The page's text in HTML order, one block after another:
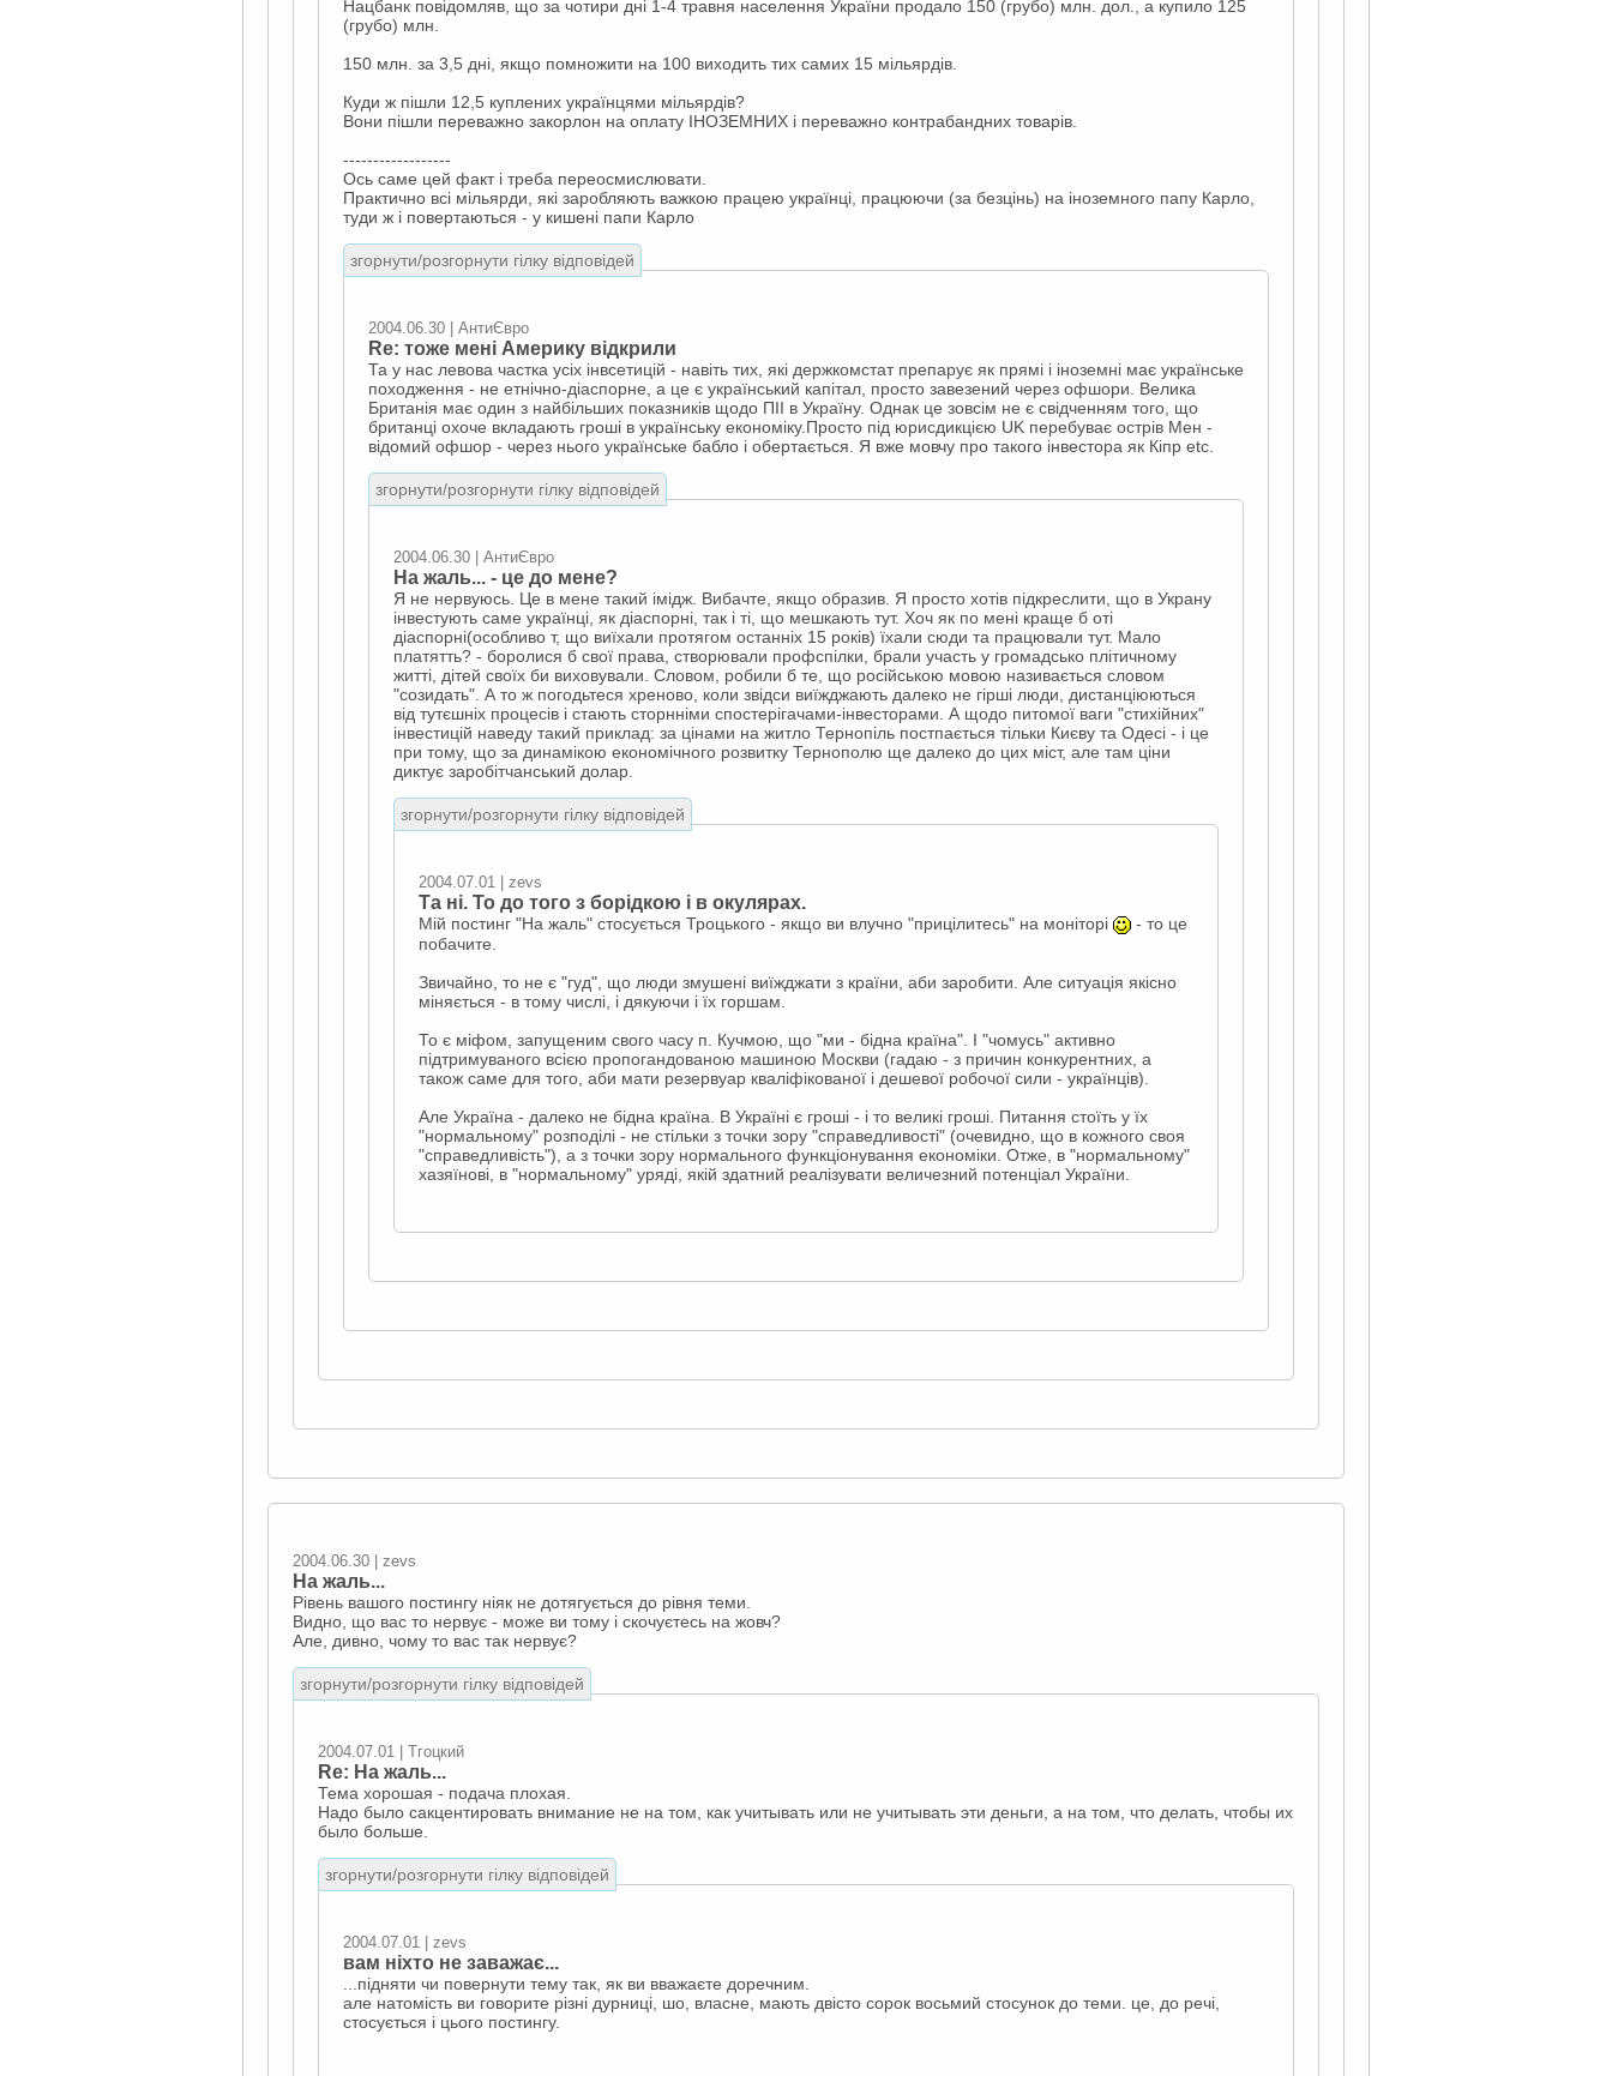
Нацбанк повідомляв, що за чотири дні 1-4 травня населення України продало 150 (грубо) млн. дол., а купило 125
(грубо) млн.
150 млн. за 3,5 дні, якщо помножити на 100 виходить тих самих 15 мільярдів.
Куди ж пішли 12,5 куплених українцями мільярдів?
Вони пішли переважно закорлон на оплату ІНОЗЕМНИХ і переважно контрабандних товарів.
------------------
Ось саме цей факт і треба переосмислювати.
Практично всі мільярди, які заробляють важкою працею українці, працюючи (за безцінь) на іноземного папу Карло,
туди ж і повертаються - у кишені папи Карло
згорнути/розгорнути гілку відповідей
2004.06.30 | АнтиЄвро
Re: тоже мені Америку відкрили
Та у нас левова частка усіх інвсетицій - навіть тих, які держкомстат препарує як прямі і іноземні має українське
походження - не етнічно-діаспорне, а це є український капітал, просто завезений через офшори. Велика
Британія має один з найбільших показників щодо ПІІ в Україну. Однак це зовсім не є свідченням того, що
британці охоче вкладають гроші в українську економіку.Просто під юрисдикцією UK перебуває острів Мен -
відомий офшор - через нього українське бабло і обертається. Я вже мовчу про такого інвестора як Кіпр etc.
згорнути/розгорнути гілку відповідей
2004.06.30 | АнтиЄвро
На жаль... - це до мене?
Я не нервуюсь. Це в мене такий імідж. Вибачте, якщо образив. Я просто хотів підкреслити, що в Украну
інвестують саме українці, як діаспорні, так і ті, що мешкають тут. Хоч як по мені краще б оті
діаспорні(особливо т, що виїхали протягом останніх 15 років) їхали сюди та працювали тут. Мало
платятть? - боролися б свої права, створювали профспілки, брали участь у громадсько плітичному
житті, дітей своїх би виховували. Словом, робили б те, що російською мовою називається словом
"созидать". А то ж погодьтеся хреново, коли звідси виїжджають далеко не гірші люди, дистанціюються
від тутєшніх процесів і стають сторнніми спостерігачами-інвесторами. А щодо питомої ваги "стихійних"
інвестицій наведу такий приклад: за цінами на житло Тернопіль постпається тільки Києву та Одесі - і це
при тому, що за динамікою економічного розвитку Тернополю ще далеко до цих міст, але там ціни
диктує заробітчанський долар.
згорнути/розгорнути гілку відповідей
2004.07.01 | zevs
Та ні. То до того з борідкою і в окулярах.
Мій постинг "На жаль" стосується Троцького - якщо ви влучно "прицілитесь" на моніторі
- то це
побачите.
Звичайно, то не є "гуд", що люди змушені виїжджати з країни, аби заробити. Але ситуація якісно
міняється - в тому числі, і дякуючи і їх горшам.
То є міфом, запущеним свого часу п. Кучмою, що "ми - бідна країна". І "чомусь" активно
підтримуваного всією пропогандованою машиною Москви (гадаю - з причин конкурентних, а
також саме для того, аби мати резервуар кваліфікованої і дешевої робочої сили - українців).
Але Україна - далеко не бідна країна. В Україні є гроші - і то великі гроші. Питання стоїть у їх
"нормальному" розподілі - не стільки з точки зору "справедливості" (очевидно, що в кожного своя
"справедливість"), а з точки зору нормального функціонування економіки. Отже, в "нормальному"
хазяїнові, в "нормальному" уряді, якій здатний реалізувати величезний потенціал України.
2004.06.30 | zevs
На жаль...
Рівень вашого постингу ніяк не дотягується до рівня теми.
Видно, що вас то нервує - може ви тому і скочуєтесь на жовч?
Але, дивно, чому то вас так нервує?
згорнути/розгорнути гілку відповідей
2004.07.01 | Тгоцкий
Re: На жаль...
Тема хорошая - подача плохая.
Надо было сакцентировать внимание не на том, как учитывать или не учитывать эти деньги, а на том, что делать, чтобы их
было больше.
згорнути/розгорнути гілку відповідей
2004.07.01 | zevs
вам ніхто не заважає...
...підняти чи повернути тему так, як ви вважаєте доречним.
але натомість ви говорите різні дурниці, шо, власне, мають двісто сорок восьмий стосунок до теми. це, до речі,
стосується і цього постингу.